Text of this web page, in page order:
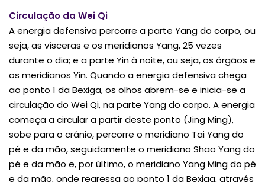
Circulação da Wei Qi
A energia defensiva percorre a parte Yang do corpo, ou
seja, as vísceras e os meridianos Yang, 25 vezes
durante o dia; e a parte Yin à noite, ou seja, os órgãos e
os meridianos Yin. Quando a energia defensiva chega
ao ponto 1 da Bexiga, os olhos abrem-se e inicia-se a
circulação do Wei Qi, na parte Yang do corpo. A energia
começa a circular a partir deste ponto (Jing Ming),
sobe para o crânio, percorre o meridiano Tai Yang do
pé e da mão, seguidamente o meridiano Shao Yang do
pé e da mão e, por último, o meridiano Yang Ming do pé
e da mão, onde regressa ao ponto 1 da Bexiga, através